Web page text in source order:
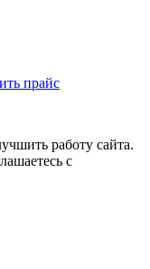
прайс
работу сайта.
с